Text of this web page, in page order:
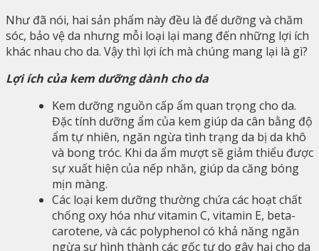
Như đã nói, hai sản phẩm này đều là để dưỡng và chăm
sóc, bảo vệ da nhưng mỗi loại lại mang đến những lợi ích
khác nhau cho da. Vậy thì lợi ích mà chúng mang lại là gì?
Lợi ích của kem dưỡng dành cho da
Kem dưỡng nguồn cấp ẩm quan trọng cho da.
Đặc tính dưỡng ẩm của kem giúp da cân bằng độ
ẩm tự nhiên, ngăn ngừa tình trạng da bị da khô
và bong tróc. Khi da ẩm mượt sẽ giảm thiểu được
sự xuất hiện của nếp nhăn, giúp da căng bóng
mịn màng.
Các loại kem dưỡng thường chứa các hoạt chất
chống oxy hóa như vitamin C, vitamin E, beta-
carotene, và các polyphenol có khả năng ngăn
ngừa sự hình thành các gốc tự do gây hại cho da